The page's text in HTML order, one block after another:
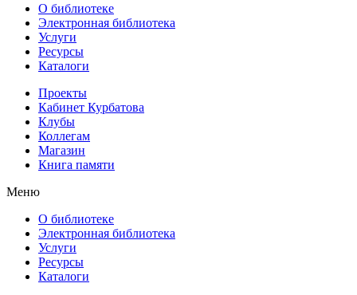
О библиотеке
Электронная библиотека
Услуги
Ресурсы
Каталоги
Проекты
Кабинет Курбатова
Клубы
Коллегам
Магазин
Книга памяти
Меню
О библиотеке
Электронная библиотека
Услуги
Ресурсы
Каталоги